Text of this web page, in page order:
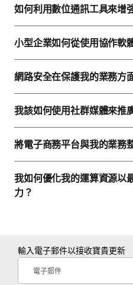
如何利用數位通訊工具來增
小型企業如何從使用協作軟
網路安全在保護我的業務方
我該如何使用社群媒體來推
將電子商務平台與我的業務
我如何優化我的運算資源以
力？
輸入電子郵件以接收寶貴更新
電子郵件